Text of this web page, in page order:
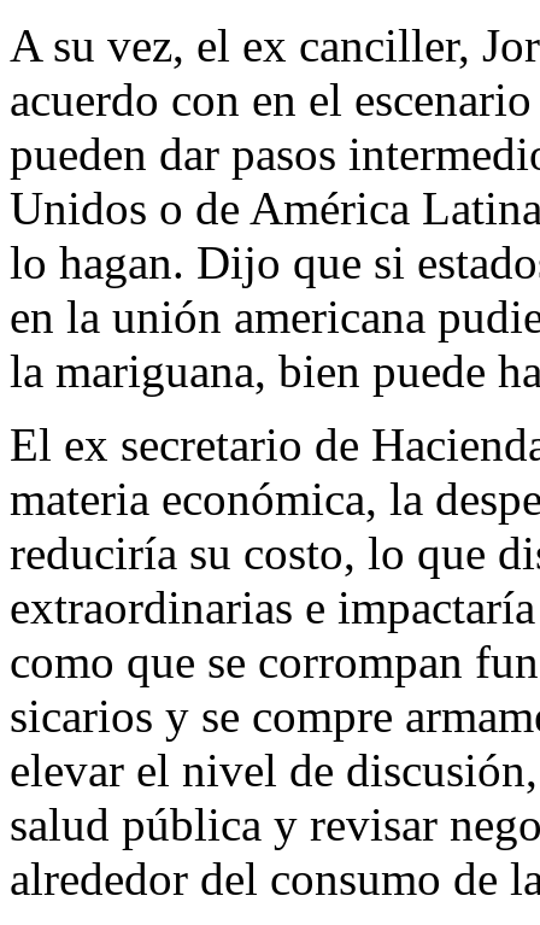
A su vez, el ex canciller,
acuerdo con en el
pueden dar pasos
Unidos o de América
lo hagan. Dijo que si
en la unión americana
la mariguana, bien puede
El ex secretario de
materia económica, la
reduciría su costo, lo que
extraordinarias e
como que se corrompan
sicarios y se compre
elevar el nivel de
salud pública y revisar
alrededor del consumo de